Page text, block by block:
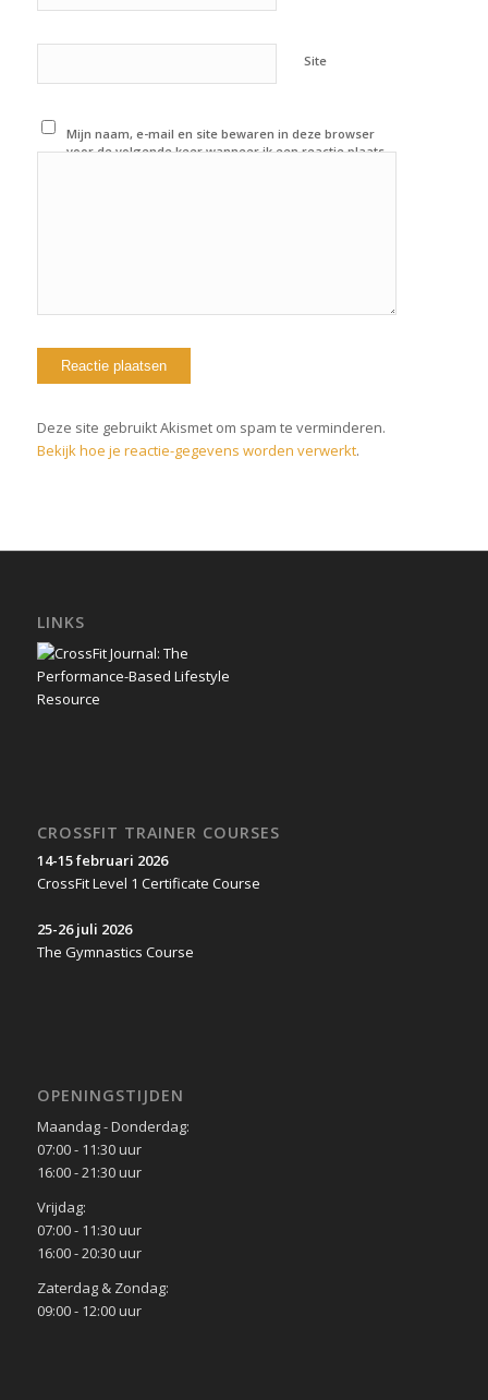
Site
Mijn naam, e-mail en site bewaren in deze browser
voor de volgende keer wanneer ik een reactie plaats.
Deze site gebruikt Akismet om spam te verminderen.
Bekijk hoe je reactie-gegevens worden verwerkt.
LINKS
CROSSFIT TRAINER COURSES
14-15 februari 2026
CrossFit Level 1 Certificate Course
25-26 juli 2026
The Gymnastics Course
OPENINGSTIJDEN
Maandag - Donderdag:
07:00 - 11:30 uur
16:00 - 21:30 uur
Vrijdag:
07:00 - 11:30 uur
16:00 - 20:30 uur
Zaterdag & Zondag:
09:00 - 12:00 uur